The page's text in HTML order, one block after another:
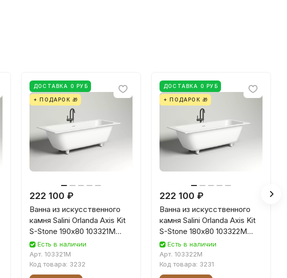
ДОСТАВКА 0 РУБ
+ ПОДАРОК 🎁
222 100 ₽
Ванна из искусственного
камня Salini Orlanda Axis Kit
S-Stone 190х80 103321M
белая матовая,
встраиваемая
Есть в наличии
Арт. 103321M
Код товара: 3232
ДОСТАВКА 0 РУБ
+ ПОДАРОК 🎁
222 100 ₽
Ванна из искусственного
камня Salini Orlanda Axis Kit
S-Stone 180х80 103322M
белая матовая,
встраиваемая
Есть в наличии
Арт. 103322M
Код товара: 3231